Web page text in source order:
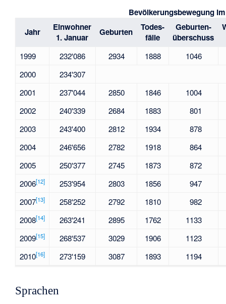
Bevölkerungsbewegung
Jahr
Einwohner
1. Januar
Geburten
Todes-
fälle
Geburten-
überschuss
1999 232'086 2934 1888
1046
2000
234'307
2001
237'044 2850 1846
1004
2002
240'339 2684 1883
801
2003
243'400 2812 1934
878
2004
246'656 2782 1918
864
2005
250'377 2745 1873
872
2006[12] 253'954 2803 1856
947
2007[13] 258'252 2792 1810
982
2008[14] 263'241 2895 1762
1133
2009[15] 268'537 3029 1906
1123
2010[16] 273'159 3087 1893 1194
Sprachen